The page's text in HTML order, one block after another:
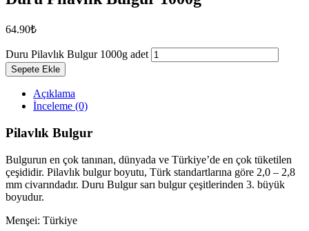
64.90₺
Duru Pilavlık Bulgur 1000g adet
Sepete Ekle
Açıklama
İnceleme (0)
Pilavlık Bulgur
Bulgurun en çok tanınan, dünyada ve Türkiye’de en çok tüketilen
çeşididir. Pilavlık bulgur boyutu, Türk standartlarına göre 2,0 – 2,8
mm civarındadır. Duru Bulgur sarı bulgur çeşitlerinden 3. büyük
boyudur.
Menşei: Türkiye